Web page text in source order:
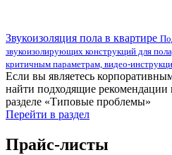
Звукоизоляция пола в квартире
звукоизолирующих конструкций для
критичным параметрам, видео-
Если вы являетесь
найти подходящие
разделе «Типовые проблемы»
Перейти в раздел
Прайс-листы